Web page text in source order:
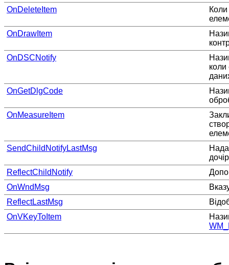
OnDeleteItem
Коли
OnDrawItem
OnDSCNotify
коли
OnGetDlgCode
OnMeasureItem
SendChildNotifyLastMsg
ReflectChildNotify
OnWndMsg
ReflectLastMsg
OnVKeyToItem